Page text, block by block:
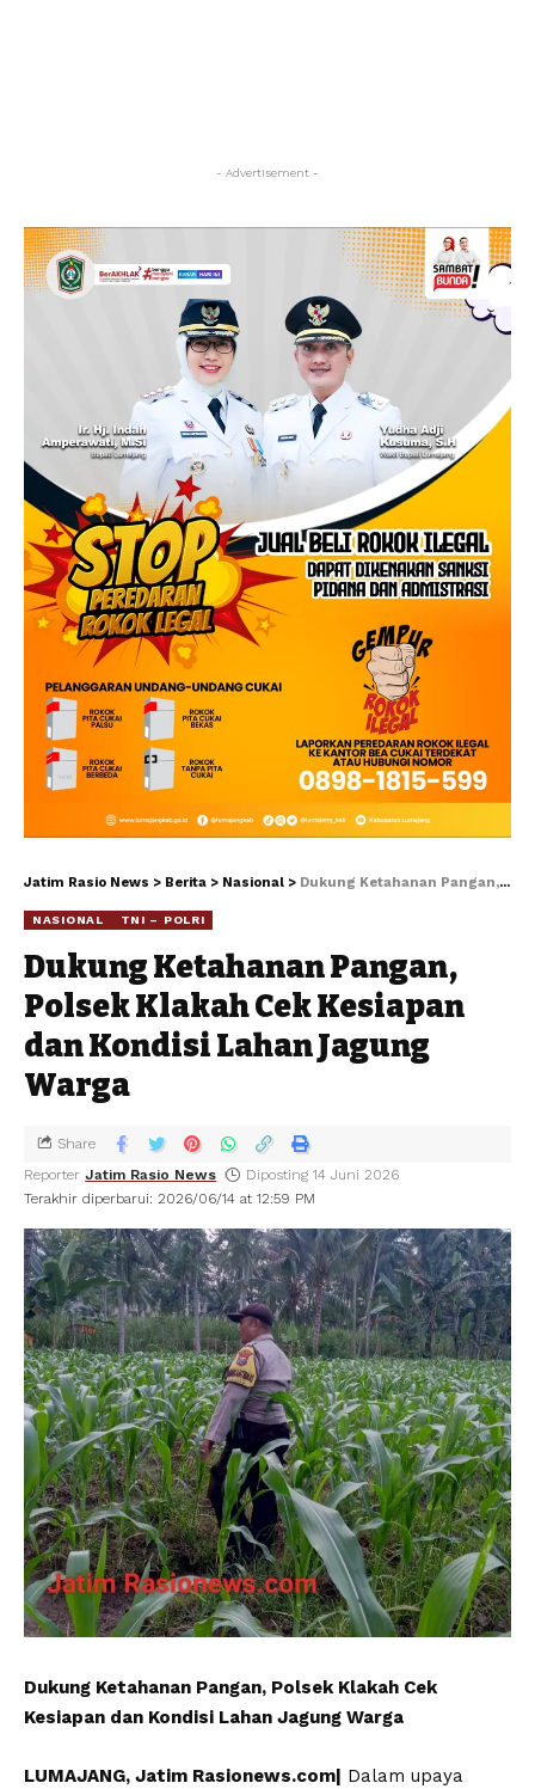
- Advertisement -
Jatim Rasio News > Berita > Nasional > Dukung Ketahanan Pangan, Polsek Klakah Cek Kesiapan dan Kondisi Lahan Jagung Warga
NASIONAL TNI – POLRI
Dukung Ketahanan Pangan,
Polsek Klakah Cek Kesiapan
dan Kondisi Lahan Jagung
Warga
Terakhir diperbarui: 2026/06/14 at 12:59 PM
Reporter Jatim Rasio News Diposting 14 Juni 2026
Share
Dukung Ketahanan Pangan, Polsek Klakah Cek
Kesiapan dan Kondisi Lahan Jagung Warga
LUMAJANG, Jatim Rasionews.com| Dalam upaya